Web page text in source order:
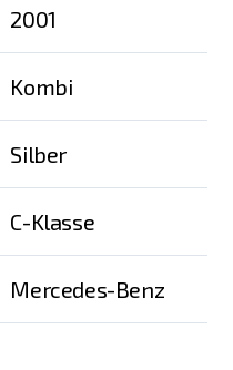
2001
Kombi
Silber
C-Klasse
Mercedes-Benz